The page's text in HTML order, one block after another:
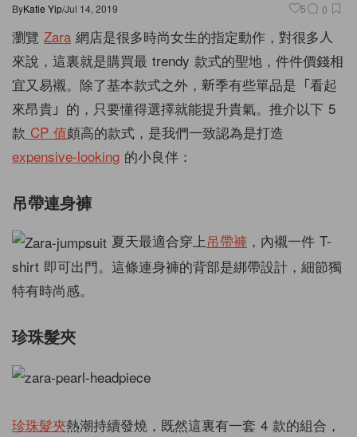
ByKatie Yip/Jul 14, 2019 5 0
瀏覽 Zara 網店是很多時尚女生的指定動作，對很多人
來說，這裏就是購買最 trendy 款式的聖地，件件價錢相
宜又易襯。除了基本款式之外，新季有些單品是「看起
來昂貴」的，只要懂得選擇就能提升貴氣。推介以下 5
款 CP 值頗高的款式，是我們一致認為是打造
expensive-looking 的小良伴：
吊帶連身褲
夏天最適合穿上吊帶褲 ，內襯一件 T-
shirt 即可出門。這條連身褲的背部是綁帶設計，細節獨
特有時尚感。
珍珠髮夾
珍珠髮夾熱潮持續發燒，既然這裏有一套 4 款的組合，